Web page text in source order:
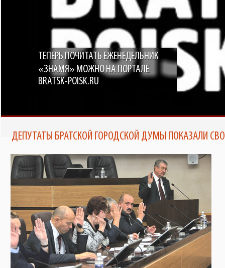
ТЕПЕРЬ ПОЧИТАТЬ ЕЖЕНЕДЕЛЬНИК
«ЗНАМЯ» МОЖНО НА ПОРТАЛЕ
BRATSK-POISK.RU
ДЕПУТАТЫ БРАТСКОЙ ГОРОДСКОЙ ДУМЫ ПОКАЗАЛИ